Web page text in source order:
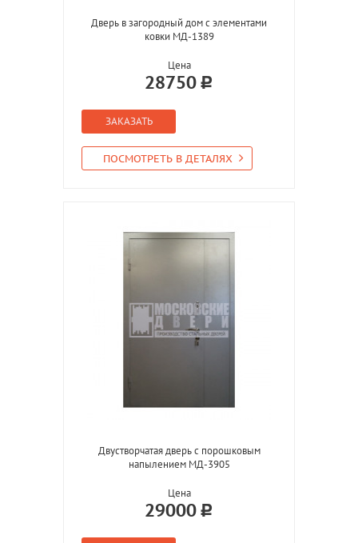
Дверь в загородный дом с элементами
ковки МД-1389
Цена
28750
ЗАКАЗАТЬ
ПОСМОТРЕТЬ В ДЕТАЛЯХ
Двустворчатая дверь с порошковым
напылением МД-3905
Цена
29000